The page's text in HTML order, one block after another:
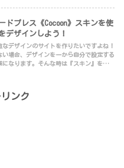
ドプレス《Cocoon》スキンを使
デザインしよう！
デザインのサイトを作りたいですよね！
場合、デザインを一から自分で設定する
なります。そんな時は『スキン』を使い
ンク